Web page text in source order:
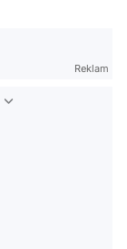
Reklam